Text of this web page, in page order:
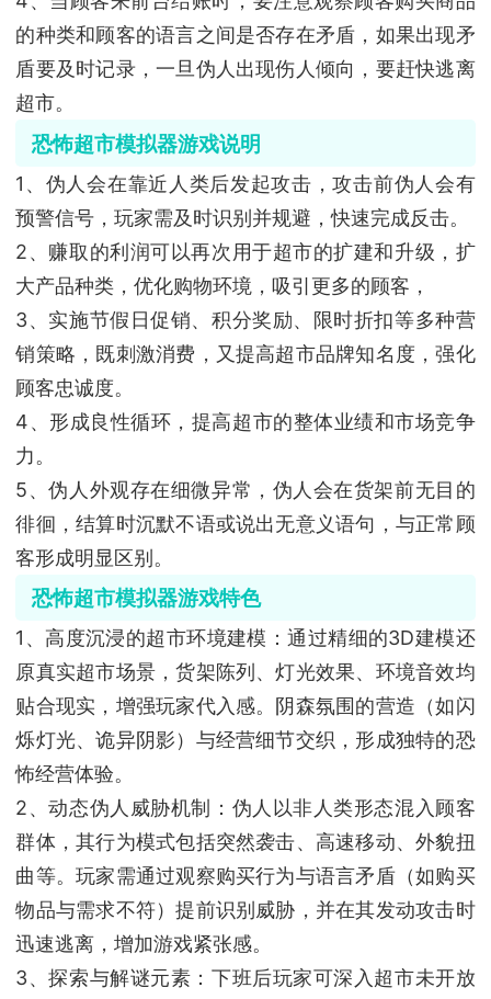
的种类和顾客的语言之间是否存在矛盾，如果出现矛
盾要及时记录，一旦伪人出现伤人倾向，要赶快逃离
超市。
恐怖超市模拟器游戏说明
1、伪人会在靠近人类后发起攻击，攻击前伪人会有
预警信号，玩家需及时识别并规避，快速完成反击。
2、赚取的利润可以再次用于超市的扩建和升级，扩
大产品种类，优化购物环境，吸引更多的顾客，
3、实施节假日促销、积分奖励、限时折扣等多种营
销策略，既刺激消费，又提高超市品牌知名度，强化
顾客忠诚度。
4、形成良性循环，提高超市的整体业绩和市场竞争
力。
5、伪人外观存在细微异常，伪人会在货架前无目的
徘徊，结算时沉默不语或说出无意义语句，与正常顾
客形成明显区别。
恐怖超市模拟器游戏特色
1、高度沉浸的超市环境建模：通过精细的3D建模还
原真实超市场景，货架陈列、灯光效果、环境音效均
贴合现实，增强玩家代入感。阴森氛围的营造（如闪
烁灯光、诡异阴影）与经营细节交织，形成独特的恐
怖经营体验。
2、动态伪人威胁机制：伪人以非人类形态混入顾客
群体，其行为模式包括突然袭击、高速移动、外貌扭
曲等。玩家需通过观察购买行为与语言矛盾（如购买
物品与需求不符）提前识别威胁，并在其发动攻击时
迅速逃离，增加游戏紧张感。
3、探索与解谜元素：下班后玩家可深入超市未开放